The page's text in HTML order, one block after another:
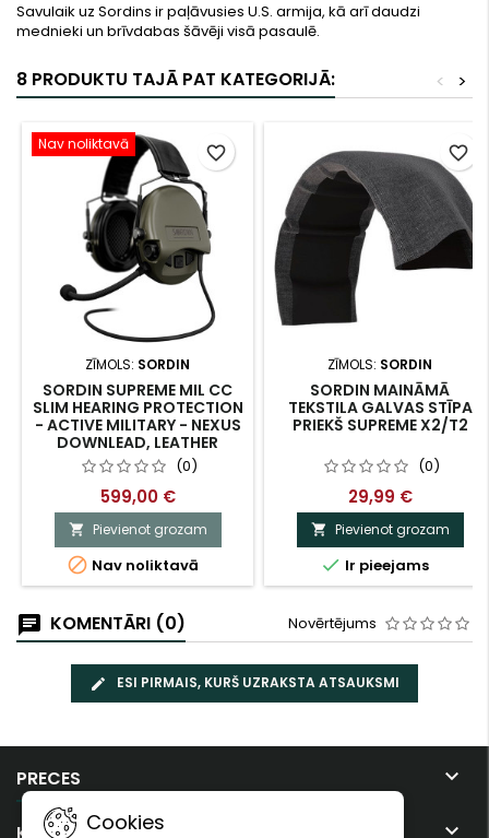
Savulaik uz Sordins ir paļāvusies U.S. armija, kā arī daudzi
mednieki un brīvdabas šāvēji visā pasaulē.
8 PRODUKTU TAJĀ PAT KATEGORIJĀ: >
<
Nav noliktavā
ZĪMOLS: SORDIN
SORDIN SUPREME MIL CC
SLIM HEARING PROTECTION
- ACTIVE MILITARY - NEXUS
DOWNLEAD, LEATHER
STRAP & GREEN CAPSULE
(0)
599,00 €
 Pievienot grozam
 Nav noliktavā
favorite_border
ZĪMOLS: SORDIN
SORDIN MAINĀMĀ
TEKSTILA GALVAS STĪPA
PRIEKŠ SUPREME X2/T2
(0)
29,99 €
 Pievienot grozam
 Ir pieejams
favorite_border
KOMENTĀRI (0) Novērtējums
ESI PIRMAIS, KURŠ UZRAKSTA ATSAUKSMI
PRECES 
KOMPĀNIJA 
Cookies